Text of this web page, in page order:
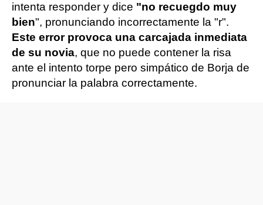
intenta responder y dice "no recuegdo muy
bien", pronunciando incorrectamente la "r".
Este error provoca una carcajada inmediata
de su novia, que no puede contener la risa
ante el intento torpe pero simpático de Borja de
pronunciar la palabra correctamente.